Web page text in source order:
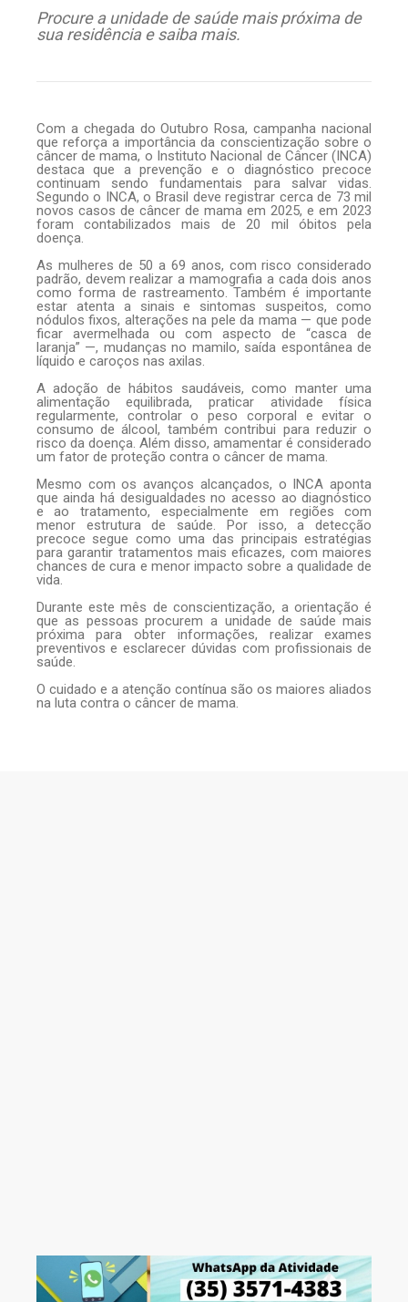
Procure a unidade de saúde mais próxima de
sua residência e saiba mais.
Com a chegada do Outubro Rosa, campanha nacional
que reforça a importância da conscientização sobre o
câncer de mama, o Instituto Nacional de Câncer (INCA)
destaca que a prevenção e o diagnóstico precoce
continuam sendo fundamentais para salvar vidas.
Segundo o INCA, o Brasil deve registrar cerca de 73 mil
novos casos de câncer de mama em 2025, e em 2023
foram contabilizados mais de 20 mil óbitos pela
doença.
As mulheres de 50 a 69 anos, com risco considerado
padrão, devem realizar a mamografia a cada dois anos
como forma de rastreamento. Também é importante
estar atenta a sinais e sintomas suspeitos, como
nódulos fixos, alterações na pele da mama — que pode
ficar avermelhada ou com aspecto de “casca de
laranja” —, mudanças no mamilo, saída espontânea de
líquido e caroços nas axilas.
A adoção de hábitos saudáveis, como manter uma
alimentação equilibrada, praticar atividade física
regularmente, controlar o peso corporal e evitar o
consumo de álcool, também contribui para reduzir o
risco da doença. Além disso, amamentar é considerado
um fator de proteção contra o câncer de mama.
Mesmo com os avanços alcançados, o INCA aponta
que ainda há desigualdades no acesso ao diagnóstico
e ao tratamento, especialmente em regiões com
menor estrutura de saúde. Por isso, a detecção
precoce segue como uma das principais estratégias
para garantir tratamentos mais eficazes, com maiores
chances de cura e menor impacto sobre a qualidade de
vida.
Durante este mês de conscientização, a orientação é
que as pessoas procurem a unidade de saúde mais
próxima para obter informações, realizar exames
preventivos e esclarecer dúvidas com profissionais de
saúde.
O cuidado e a atenção contínua são os maiores aliados
na luta contra o câncer de mama.